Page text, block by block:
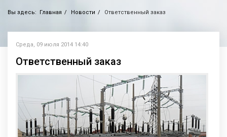
Вы здесь: Главная Новости Ответственный заказ
Среда, 09 июля 2014 14:40
Ответственный заказ